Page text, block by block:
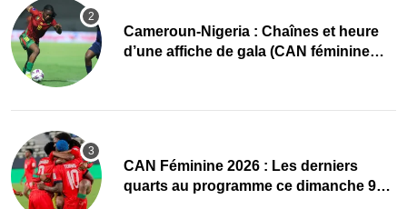
Cameroun-Nigeria : Chaînes et heure
d’une affiche de gala (CAN féminine
CAN Féminine 2026 : Les derniers
quarts au programme ce dimanche 9